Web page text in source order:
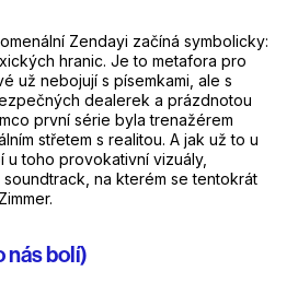
Zendayi začíná symbolicky:
hranic. Je to metafora pro
už nebojují s písemkami, ale s
dealerek a prázdnotou
první série byla trenažérem
střetem s realitou. A jak už to u
u toho provokativní vizuály,
na kterém se tentokrát
nás bolí)